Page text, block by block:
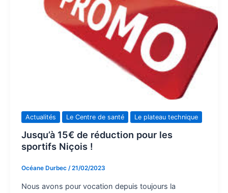
Actualités Le Centre de santé Le plateau technique
Jusqu’à 15€ de réduction pour les
sportifs Niçois !
Océane Durbec /21/02/2023
Nous avons pour vocation depuis toujours la